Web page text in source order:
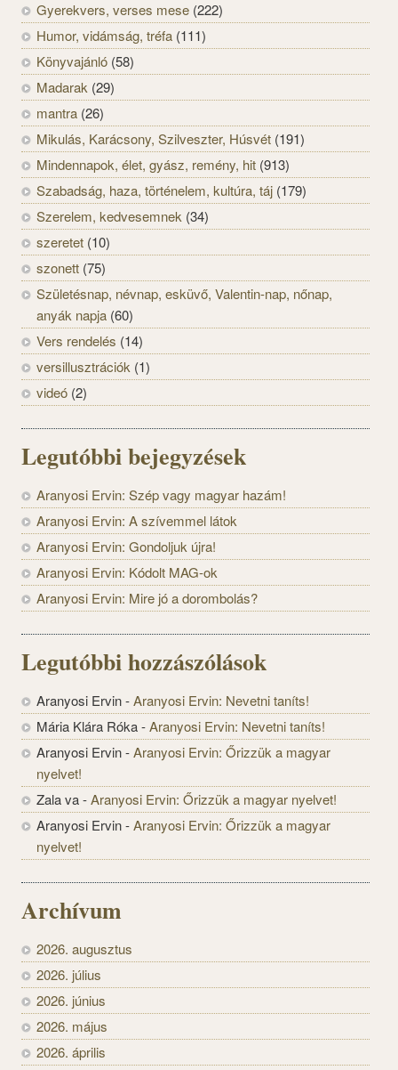
Gyerekvers, verses mese (222)
Humor, vidámság, tréfa (111)
Könyvajánló (58)
Madarak (29)
mantra (26)
Mikulás, Karácsony, Szilveszter, Húsvét (191)
Mindennapok, élet, gyász, remény, hit (913)
Szabadság, haza, történelem, kultúra, táj (179)
Szerelem, kedvesemnek (34)
szeretet (10)
szonett (75)
Születésnap, névnap, esküvő, Valentin-nap, nőnap,
anyák napja (60)
Vers rendelés (14)
versillusztrációk (1)
videó (2)
Legutóbbi bejegyzések
Aranyosi Ervin: Szép vagy magyar hazám!
Aranyosi Ervin: A szívemmel látok
Aranyosi Ervin: Gondoljuk újra!
Aranyosi Ervin: Kódolt MAG-ok
Aranyosi Ervin: Mire jó a dorombolás?
Legutóbbi hozzászólások
Aranyosi Ervin-Aranyosi Ervin: Nevetni taníts!
Mária Klára Róka-Aranyosi Ervin: Nevetni taníts!
Aranyosi Ervin-Aranyosi Ervin: Őrizzük a magyar
nyelvet!
Zala va-Aranyosi Ervin: Őrizzük a magyar nyelvet!
Aranyosi Ervin-Aranyosi Ervin: Őrizzük a magyar
nyelvet!
Archívum
2026. augusztus
2026. július
2026. június
2026. május
2026. április